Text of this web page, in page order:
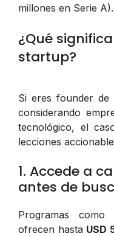
millones en Serie A).
¿Qué
startup?
Si eres founder de
considerando
tecnológico, el
lecciones
1. Accede a
antes de
Programas como
ofrecen hasta USD